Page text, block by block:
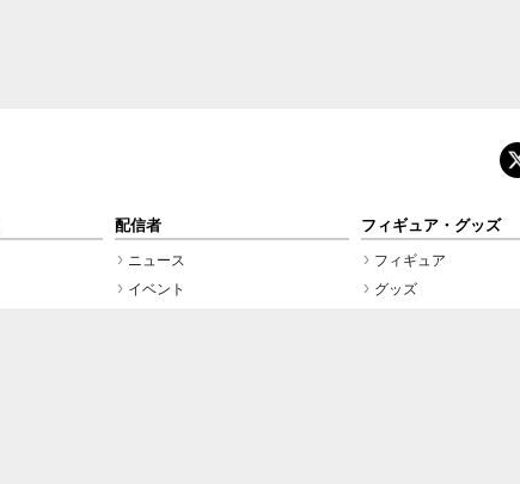
配信者
ニュース
イベント
フィギュア・グッズ
フィギュア
グッズ